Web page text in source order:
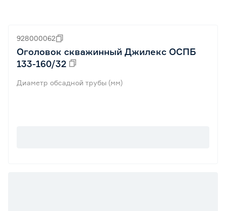
928000062
Оголовок скважинный Джилекс ОСПБ
133-160/32
Диаметр обсадной трубы (мм)